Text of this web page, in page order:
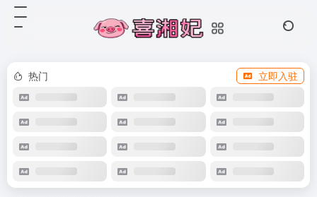
热门 立即入驻